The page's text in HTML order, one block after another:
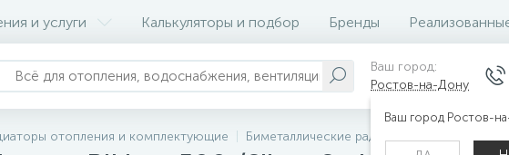
и услуги Калькуляторы и подбор Бренды
Ваш город:
Ростов-на-Дону
Ваш город Ростов-
отопления и комплектующие Биметаллические радиаторы (батареи